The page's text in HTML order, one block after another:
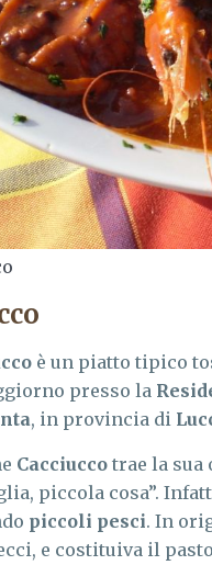
è un piatto tipico
presso la
, in provincia di
Cacciucco trae la sua
piccola cosa”.
piccoli pesci. In
e costituiva il